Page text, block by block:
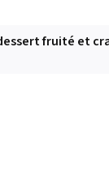
fruité et